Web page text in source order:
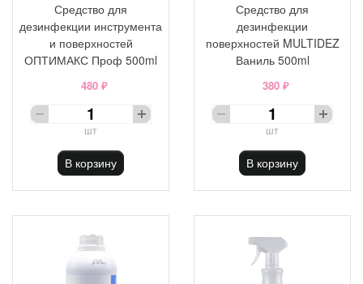
Средство для
дезинфекции инструмента
и поверхностей
ОПТИМАКС Проф 500ml
480 ₽
шт
В корзину
Средство для
дезинфекции
поверхностей MULTIDEZ
Ваниль 500ml
380 ₽
шт
В корзину